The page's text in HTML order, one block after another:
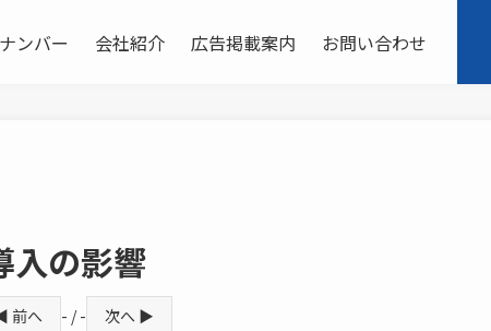
ンバー 会社紹介 広告掲載案内 お問い合わせ
入の影響
前へ - / - 次へ ▶